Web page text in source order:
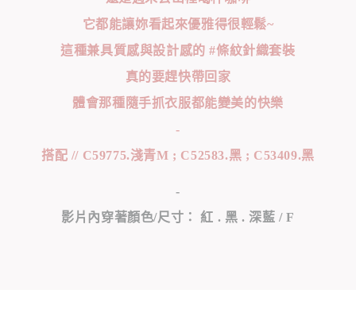
它都能讓妳看起來優雅得很輕鬆~
這種兼具質感與設計感的 #條紋針織套裝
真的要趕快帶回家
體會那種隨手抓衣服都能變美的快樂
-
搭配 // C59775.淺青M ; C52583.黑 ; C53409.黑
-
影片內穿著顏色/尺寸： 紅 . 黑 . 深藍 / F